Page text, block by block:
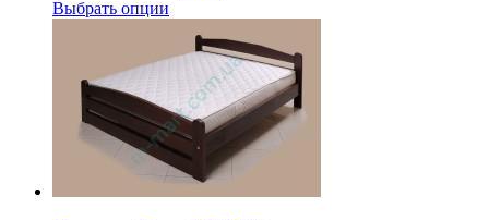
Выбрать опции